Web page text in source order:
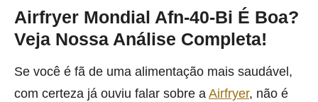
Airfryer Mondial Afn-40-Bi É Boa?
Veja Nossa Análise Completa!
Se você é fã de uma alimentação mais saudável,
com certeza já ouviu falar sobre a Airfryer, não é